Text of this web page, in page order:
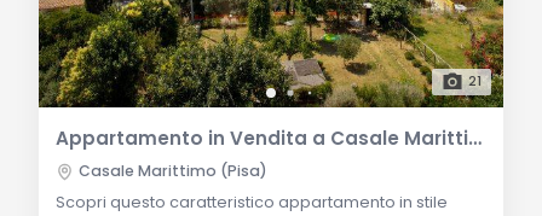
21
Appartamento in Vendita a Casale Marittimo
Casale Marittimo (Pisa)
Scopri questo caratteristico appartamento in stile